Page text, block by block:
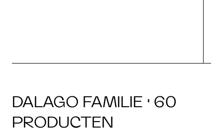
DALAGO FAMILIE · 60
PRODUCTEN